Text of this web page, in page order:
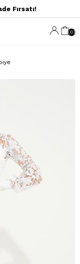
Fırsatı!
0